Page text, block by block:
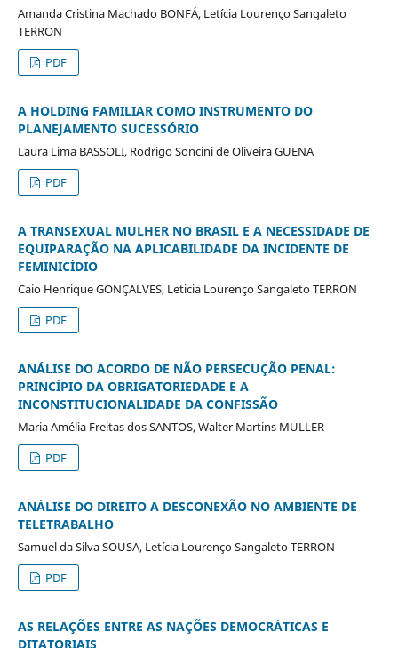
Amanda Cristina Machado BONFÁ, Letícia Lourenço Sangaleto
TERRON
PDF
A HOLDING FAMILIAR COMO INSTRUMENTO DO
PLANEJAMENTO SUCESSÓRIO
Laura Lima BASSOLI, Rodrigo Soncini de Oliveira GUENA
PDF
A TRANSEXUAL MULHER NO BRASIL E A NECESSIDADE DE
EQUIPARAÇÃO NA APLICABILIDADE DA INCIDENTE DE
FEMINICÍDIO
Caio Henrique GONÇALVES, Leticia Lourenço Sangaleto TERRON
PDF
ANÁLISE DO ACORDO DE NÃO PERSECUÇÃO PENAL:
PRINCÍPIO DA OBRIGATORIEDADE E A
INCONSTITUCIONALIDADE DA CONFISSÃO
Maria Amélia Freitas dos SANTOS, Walter Martins MULLER
PDF
ANÁLISE DO DIREITO A DESCONEXÃO NO AMBIENTE DE
TELETRABALHO
Samuel da Silva SOUSA, Letícia Lourenço Sangaleto TERRON
PDF
AS RELAÇÕES ENTRE AS NAÇÕES DEMOCRÁTICAS E
DITATORIAIS